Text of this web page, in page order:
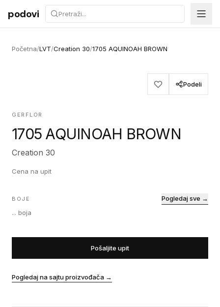
Preskoči na sadržaj
podovi
Početna/LVT/Creation 30/1705 AQUINOAH BROWN
Podeli
GERFLOR
1705 AQUINOAH BROWN
Creation 30
Cena na upit
BOJE
... boja
Pogledaj sve →
Pošaljite upit
Pogledaj na sajtu proizvođača →